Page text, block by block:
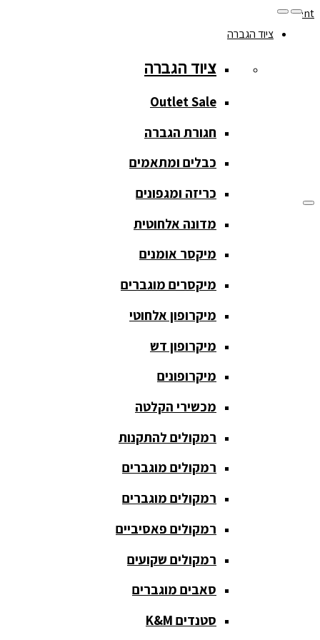
Skip to content
077-208-0290
מעקב הזמנות
ציוד הגברה
Outlet Sale
חגורת הגברה
כבלים
ומתאמים
כריזה
ומגפונים
מדונה
אלחוטית
מיקסר
מוגברים
מיקרופון
ציוד הגברה
ציוד הגברה
Outlet Sale
חגורת הגברה
כבלים ומתאמים
כריזה ומגפונים
מדונה אלחוטית
מיקסר אומנים
מיקסרים מוגברים
מיקרופון אלחוטי
מיקרופון דש
מיקרופונים
מכשירי הקלטה
רמקולים להתקנות
רמקולים מוגברים
רמקולים מוגברים
רמקולים פאסיביים
רמקולים שקועים
סאבים מוגברים
סטנדים K&M